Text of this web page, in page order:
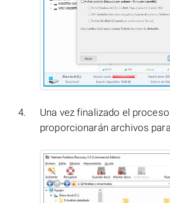
Una vez finalizado el
proporcionarán archivos